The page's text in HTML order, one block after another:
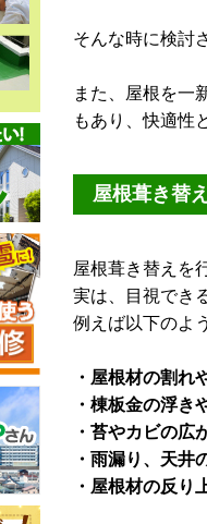
そんな時に検討
また、屋根を一
もあり、快適性
屋根葺き替
屋根葺き替えを
実は、目視でき
例えば以下のよ
・屋根材の割れ
・棟板金の浮き
・苔やカビの広
・雨漏り、天井
・屋根材の反り